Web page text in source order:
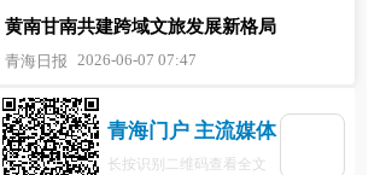
手打造跨区域精品旅游矩阵
厅：多举措筑牢文旅行业安全防线
雪豹“宁萌”超级音乐节正式开售
文化大集】这周六，端午非遗集亮相...
黄南甘南共建跨域文旅发展新格局
青海日报 2026-06-07 07:47
青海门户 主流媒体
长按识别二维码查看全文